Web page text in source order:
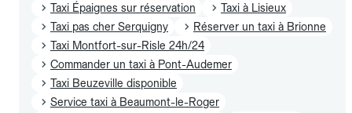
Taxi Épaignes sur réservation
Taxi à Lisieux
Taxi pas cher Serquigny
Réserver un taxi à Brionne
Taxi Montfort-sur-Risle 24h/24
Commander un taxi à Pont-Audemer
Taxi Beuzeville disponible
Service taxi à Beaumont-le-Roger